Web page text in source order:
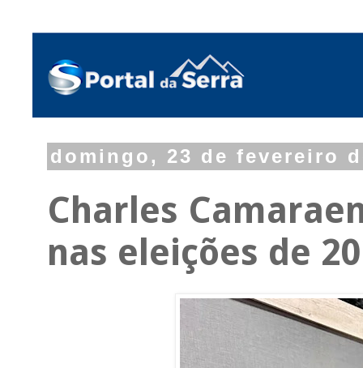
domingo, 23 de fevereiro
Charles
nas eleições de